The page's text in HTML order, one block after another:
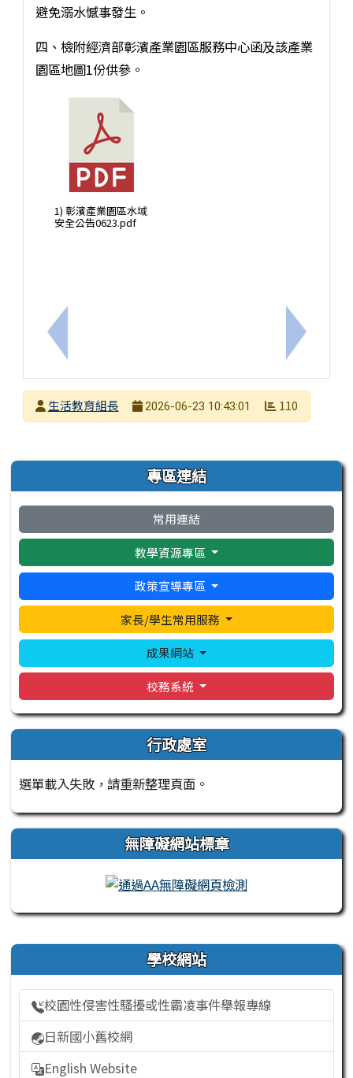
上一筆：音樂劇《史瑞克》相關資訊
避免溺水憾事發生。
四、檢附經濟部彰濱產業園區服務中心函及該產業
園區地圖1份供參。
1) 彰濱產業園區水域
安全公告0623.pdf
下一筆：
發布者生活教育組長
2026-06-23 10:43:01 110
左邊區域內容 專區連結
常用連結
教學資源專區
政策宣導專區
家長/學生常用服務
成果網站
校務系統
行政處室
選單載入失敗，請重新整理頁面。
無障礙網站標章
右邊區域內容 學校網站
校園性侵害性騷擾或性霸凌事件舉報專線
日新國小舊校網
English Website